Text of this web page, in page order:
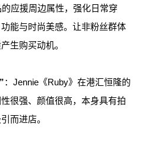
应援周边属性，强化日常穿
能与时尚美感。让非粉丝群体
生购买动机。
：Jennie《Ruby》在港汇恒隆的
很强、颜值很高，本身具有拍
而进店。